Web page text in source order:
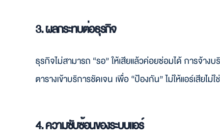
3. ผลกระทบต่อธุรกิจ
ธุรกิจไม่สามารถ “รอ” ให้เสียแล้วค่อยซ่อมได้ การจ้า
ตารางเข้าบริการชัดเจน เพื่อ “ป้องกัน” ไม่ให้แอร์เสียไม่
4. ความซับซ้อนของระบบแอร์